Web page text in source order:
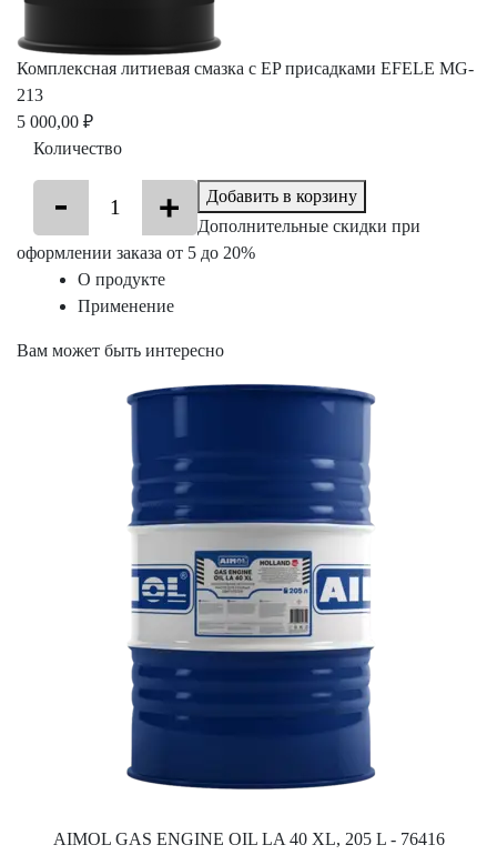
Комплексная литиевая смазка с EP присадками EFELE MG-
213
5 000,00 ₽
Количество
Добавить в корзину
Дополнительные скидки при
оформлении заказа от 5 до 20%
О продукте
Применение
Вам может быть интересно
AIMOL GAS ENGINE OIL LA 40 XL, 205 L - 76416